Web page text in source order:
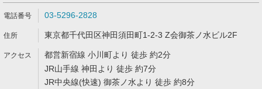
03-5296-2828
東京都千代田区神田須田町1-2-3 Z会御茶ノ水ビル2F
都営新宿線 小川町より 徒歩 約2分
JR山手線 神田より 徒歩 約7分
JR中央線(快速) 御茶ノ水より 徒歩 約8分